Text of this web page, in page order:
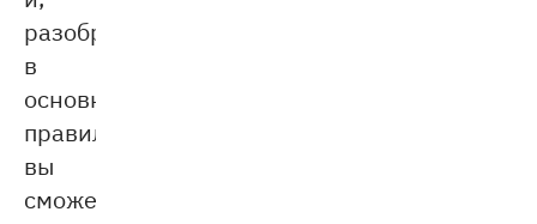
разобравшись
в
основных
правилах,
вы
сможете